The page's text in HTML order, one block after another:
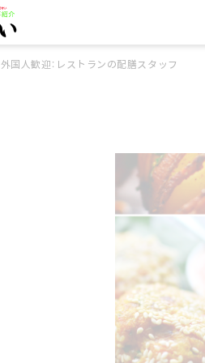
外国人歓迎：レストランの配膳スタッフ